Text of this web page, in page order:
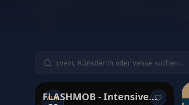
AUG
FLASHMOB - Intensive